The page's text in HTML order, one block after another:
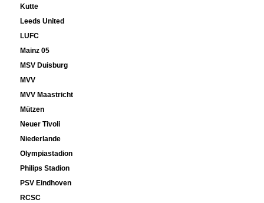
Kutte
Leeds United
LUFC
Mainz 05
MSV Duisburg
MVV
MVV Maastricht
Mützen
Neuer Tivoli
Niederlande
Olympiastadion
Philips Stadion
PSV Eindhoven
RCSC